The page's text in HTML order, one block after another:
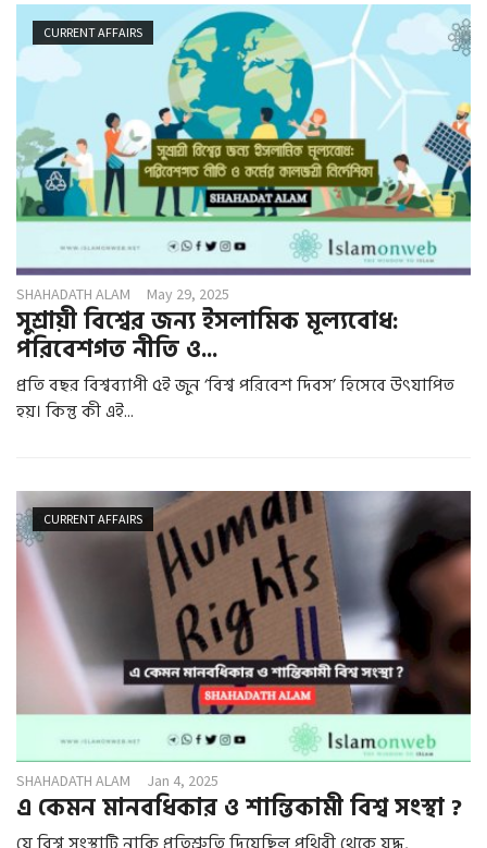
CURRENT AFFAIRS
SHAHADATH ALAM May 29, 2025
সুশ্রায়ী বিশ্বের জন্য ইসলামিক মূল্যবোধ:
পরিবেশগত নীতি ও...
প্রতি বছর বিশ্বব্যাপী ৫ই জুন ‘বিশ্ব পরিবেশ দিবস’ হিসেবে উৎযাপিত
হয়। কিন্তু কী এই...
CURRENT AFFAIRS
SHAHADATH ALAM Jan 4, 2025
এ কেমন মানবধিকার ও শান্তিকামী বিশ্ব সংস্থা ?